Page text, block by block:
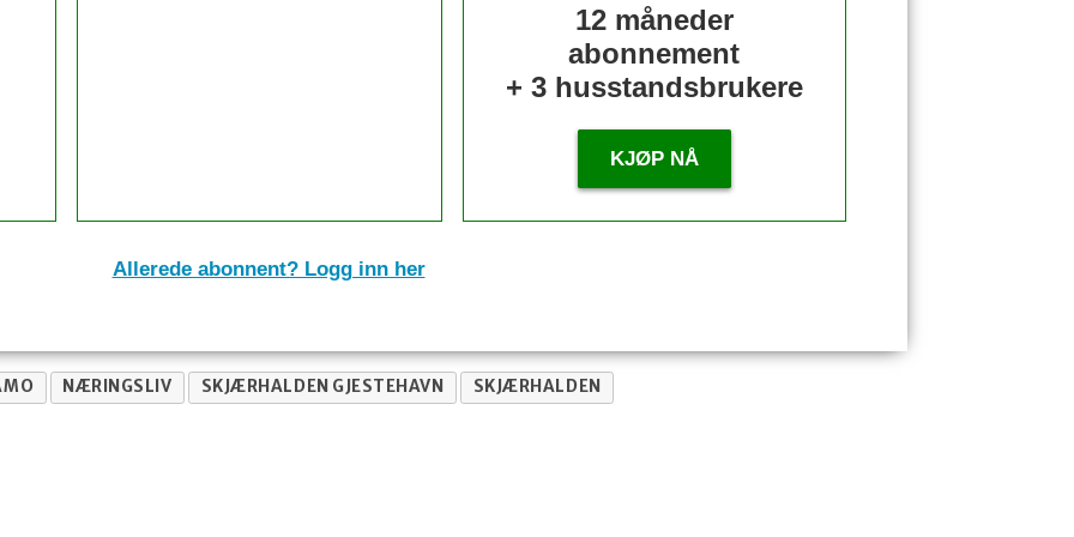
12 måneder
abonnement
+ 3 husstandsbrukere
KJØP NÅ
Allerede abonnent? Logg inn her
NÆRINGSLIV SKJÆRHALDEN GJESTEHAVN SKJÆRHALDEN